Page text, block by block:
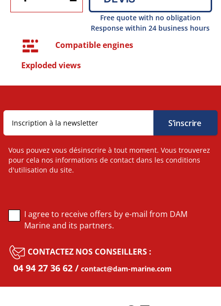
Free quote with no obligation
Response within 24 business hours
Compatible engines
Exploded views
Vous pouvez vous désinscrire à tout moment. Vous trouverez
pour cela nos informations de contact dans les conditions
d'utilisation du site.
I agree to receive offers by e-mail from DAM
Marine and its partners.
CONTACTEZ NOS CONSEILLERS :
04 94 27 36 62 contact@dam-marine.com